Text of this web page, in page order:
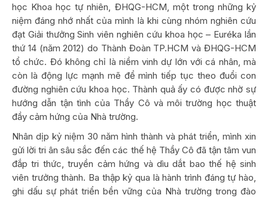
học Khoa học tự nhiên, ĐHQG-HCM, một trong những kỷ
niệm đáng nhớ nhất của mình là khi cùng nhóm nghiên cứu
đạt Giải thưởng Sinh viên nghiên cứu khoa học – Euréka lần
thứ 14 (năm 2012) do Thành Đoàn TP.HCM và ĐHQG-HCM
tổ chức. Đó không chỉ là niềm vinh dự lớn với cá nhân, mà
còn là động lực mạnh mẽ để mình tiếp tục theo đuổi con
đường nghiên cứu khoa học. Thành quả ấy có được nhờ sự
hướng dẫn tận tình của Thầy Cô và môi trường học thuật
đầy cảm hứng của Nhà trường.
Nhân dịp kỷ niệm 30 năm hình thành và phát triển, mình xin
gửi lời tri ân sâu sắc đến các thế hệ Thầy Cô đã tận tâm vun
đắp tri thức, truyền cảm hứng và dìu dắt bao thế hệ sinh
viên trưởng thành. Ba thập kỷ qua là hành trình đáng tự hào,
ghi dấu sự phát triển bền vững của Nhà trường trong đào